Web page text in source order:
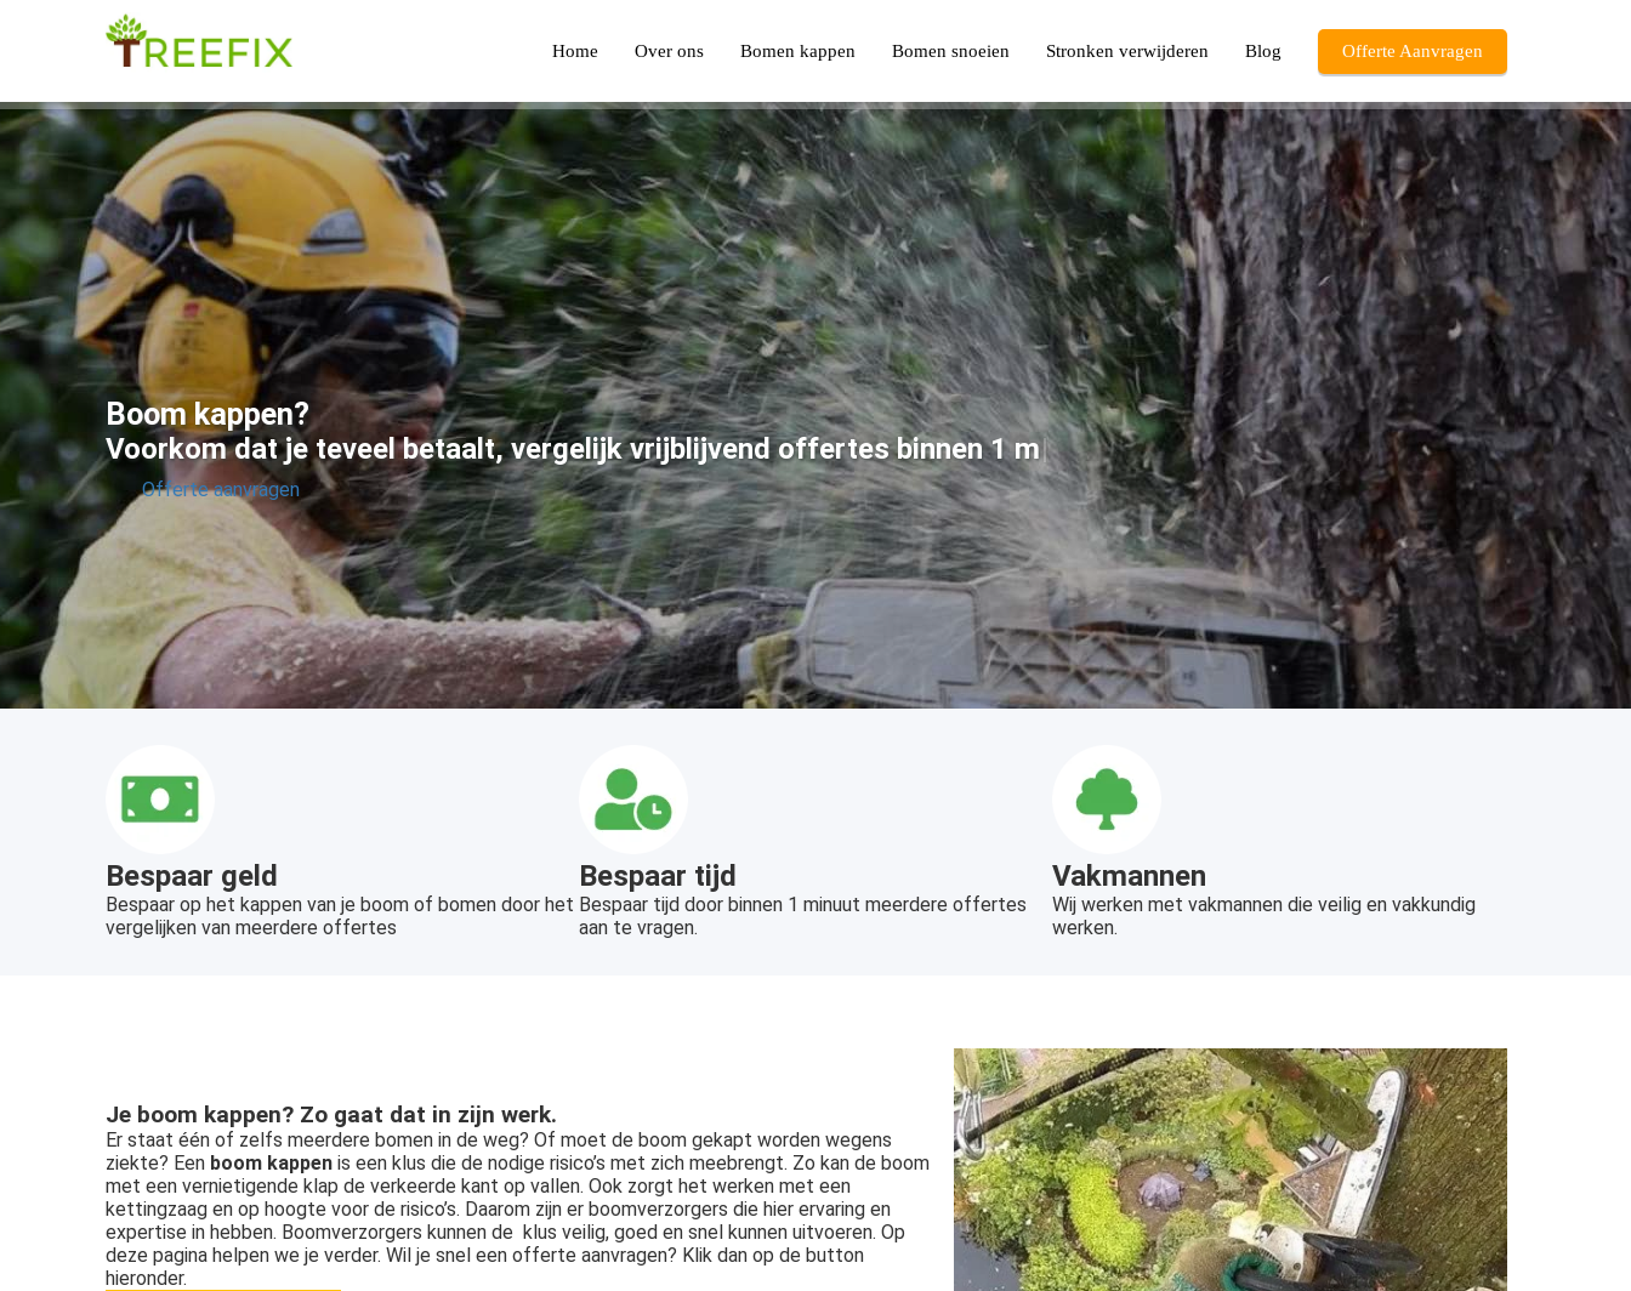
Home Over ons Bomen kappen Bomen snoeien Stronken verwijderen Blog Offerte Aanvragen
Boom kappen?
Voorkom dat je teveel betaalt, vergelijk vrijblijvend offertes binnen 1 minuut .
Offerte aanvragen
Bespaar geld
Bespaar op het kappen van je boom of bomen door het
vergelijken van meerdere offertes
Bespaar tijd
Bespaar tijd door binnen 1 minuut meerdere offertes
aan te vragen.
Vakmannen
Wij werken met vakmannen die veilig en vakkundig
werken.
Je boom kappen? Zo gaat dat in zijn werk.
Er staat één of zelfs meerdere bomen in de weg? Of moet de boom gekapt worden wegens
ziekte? Een boom kappen is een klus die de nodige risico’s met zich meebrengt. Zo kan de boom
met een vernietigende klap de verkeerde kant op vallen. Ook zorgt het werken met een
kettingzaag en op hoogte voor de risico’s. Daarom zijn er boomverzorgers die hier ervaring en
expertise in hebben. Boomverzorgers kunnen de klus veilig, goed en snel kunnen uitvoeren. Op
deze pagina helpen we je verder. Wil je snel een offerte aanvragen? Klik dan op de button
hieronder.